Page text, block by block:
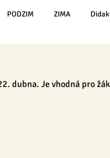
PODZIM ZIMA
dubna. Je vhodná pro